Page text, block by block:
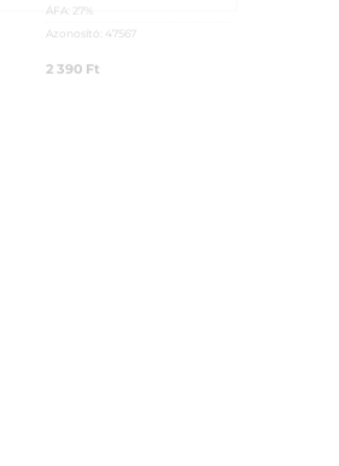
ÁFA: 27%
Azonosító: 47567
2 390 Ft